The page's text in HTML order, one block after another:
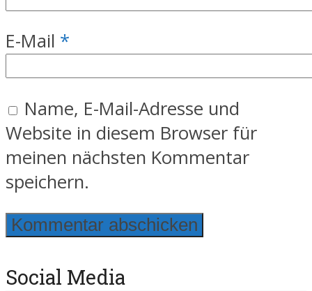
E-Mail *
Name, E-Mail-Adresse und
Website in diesem Browser für
meinen nächsten Kommentar
speichern.
Social Media